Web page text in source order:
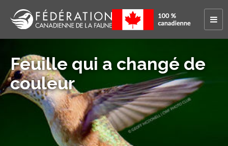
Feuille qui a changé de
couleur